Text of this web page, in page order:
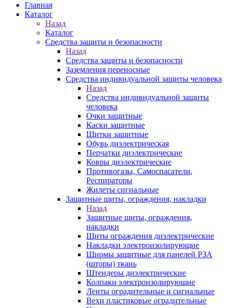
Главная
Каталог
Назад
Каталог
Средства защиты и безопасности
Назад
Средства защиты и безопасности
Заземления переносные
Средства индивидуальной защиты человека
Назад
Средства индивидуальной защиты
человека
Очки защитные
Каски защитные
Щитки защитные
Обувь диэлектрическая
Перчатки диэлектрические
Ковры диэлектрические
Противогазы, Самоспасатели,
Респираторы
Жилеты сигнальные
Защитные щиты, ограждения, накладки
Назад
Защитные щиты, ограждения,
накладки
Щиты ограждения диэлектрические
Накладки электроизолирующие
Ширмы защитные для панелей РЗА
(шторы) ткань
Штендеры диэлектрические
Колпаки электроизолирующие
Ленты оградительные и сигнальные
Вехи пластиковые оградительные